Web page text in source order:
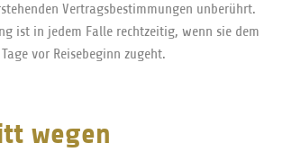
Vertragsbestimmungen unberührt.
ist in jedem Falle rechtzeitig, wenn sie dem
vor Reisebeginn zugeht.
wegen